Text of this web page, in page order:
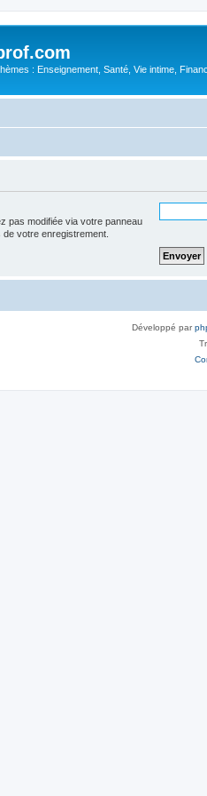
: Enseignement, Santé, Vie intime,
pas modifiée via votre panneau
de votre enregistrement.
Développé par